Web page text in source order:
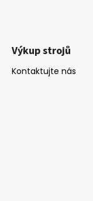
Výkup strojů
Kontaktujte nás